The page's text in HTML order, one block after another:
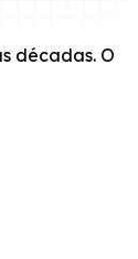
décadas. O